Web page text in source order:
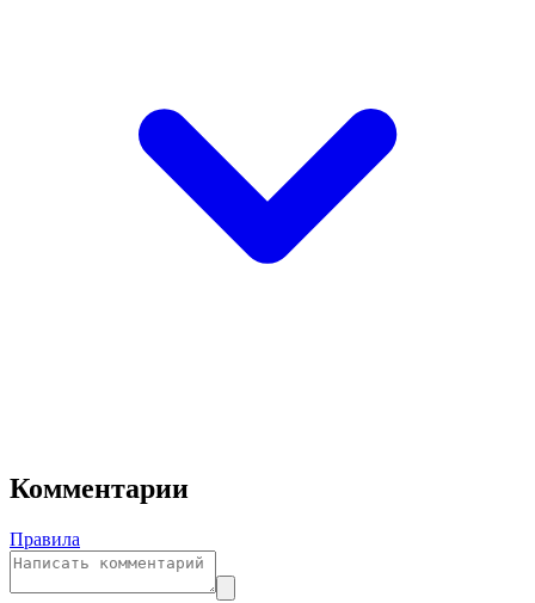
Комментарии
Правила